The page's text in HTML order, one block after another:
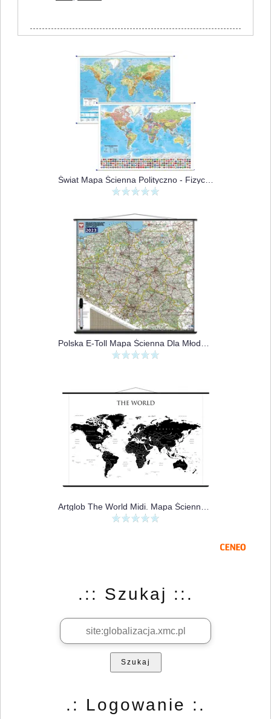
Świat Mapa Ścienna Polityczno - Fizyczna Dwustronna, 1:30 000 000
.:: Szukaj ::.
Szukaj
.: Logowanie :.